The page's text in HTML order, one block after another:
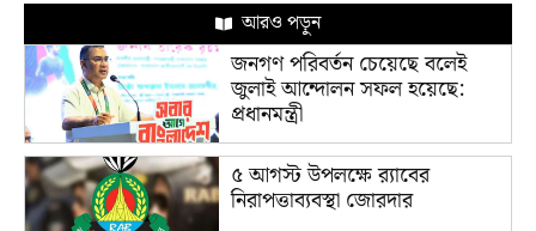
আরও পড়ুন
জনগণ পরিবর্তন চেয়েছে বলেই
জুলাই আন্দোলন সফল হয়েছে:
প্রধানমন্ত্রী
৫ আগস্ট উপলক্ষে র‌্যাবের
নিরাপত্তাব্যবস্থা জোরদার